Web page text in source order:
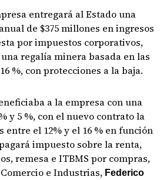
entregará al Estado una
de $375 millones en ingresos
por impuestos corporativos,
regalía minera basada en las
%, con protecciones a la baja.
a la empresa con una
y 5 %, con el nuevo contrato la
entre el 12% y el 16 % en función
impuesto sobre la renta,
remesa e ITBMS por compras,
e Industrias, Federico